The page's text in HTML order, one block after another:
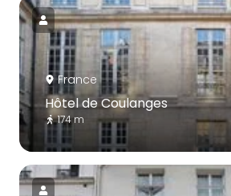
France
Hôtel de Coulanges
174 m